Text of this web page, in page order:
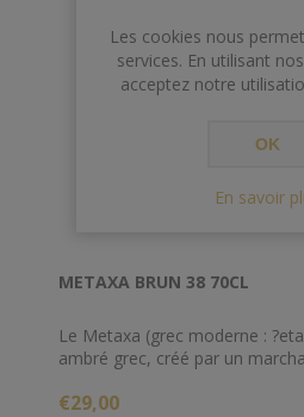
METAXA BRUN 38 70CL
Le Metaxa (grec moderne :
ambré grec, créé par un
l’association d'eaux-de-vie de
€29,00
Les cookies nous
services. En utilisant
acceptez notre
OK
En savoir